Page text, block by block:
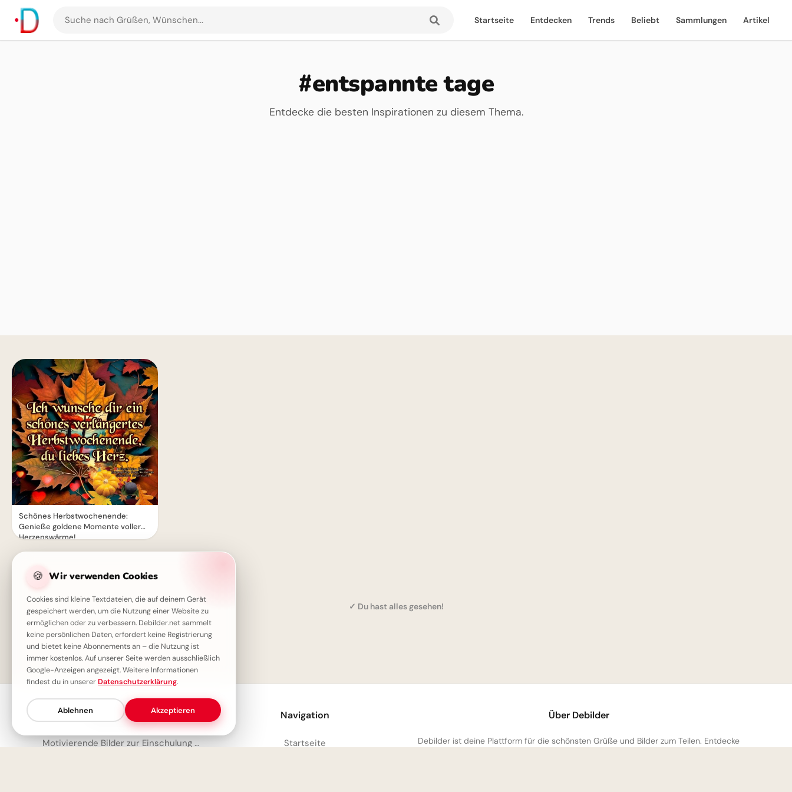
Suche
nach
Startseite Entdecken Trends Beliebt Sammlungen Artikel
#entspannte tage
Entdecke die besten Inspirationen zu diesem Thema.
Schönes Herbstwochenende:
Genieße goldene Momente voller
Herzenswärme!
✓ Du hast alles gesehen!
🍪 Wir verwenden Cookies
Cookies sind kleine Textdateien, die auf deinem Gerät
gespeichert werden, um die Nutzung einer Website zu
ermöglichen oder zu verbessern. Debilder.net sammelt
keine persönlichen Daten, erfordert keine Registrierung
und bietet keine Abonnements an – die Nutzung ist
immer kostenlos. Auf unserer Seite werden ausschließlich
Google-Anzeigen angezeigt. Weitere Informationen
findest du in unsererDatenschutzerklärung.
Ablehnen Akzeptieren
Neueste Bilder
Motivierende Bilder zur Einschulung mit Familienliebe – Herzlich für WhatsApp
Navigation
Startseite
Über Debilder
Debilder ist deine Plattform für die schönsten Grüße und Bilder zum Teilen. Entdecke